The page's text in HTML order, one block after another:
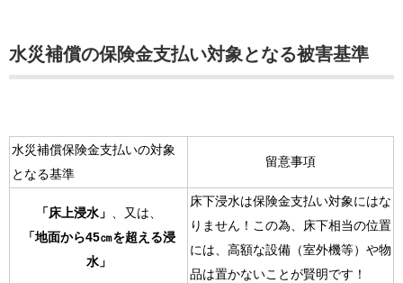
水災補償の保険金支払い対象となる被害基準
水災補償保険金支払いの対象
となる基準
留意事項
「床上浸水」 、又は、
「地面から45㎝を超える浸
水」
床下浸水は保険金支払い対象にはな
りません！この為、床下相当の位置
には、高額な設備（室外機等）や物
品は置かないことが賢明です！